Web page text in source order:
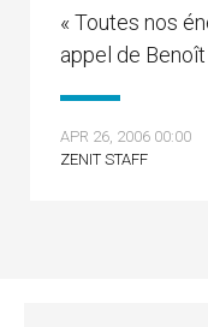
« Toutes nos
appel de Benoît
APR 26, 2006 00:00
ZENIT STAFF